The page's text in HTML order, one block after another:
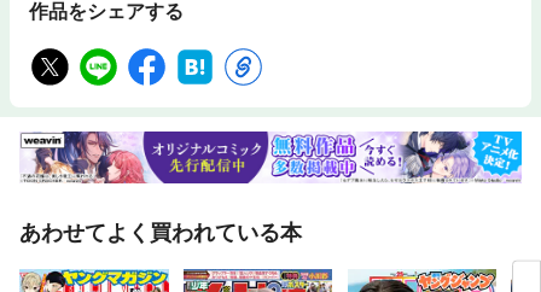
作品をシェアする
あわせてよく買われている本